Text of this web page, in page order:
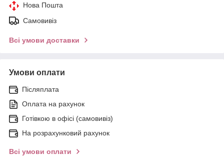
Нова Пошта
Самовивіз
Всі умови доставки
Умови оплати
Післяплата
Оплата на рахунок
Готівкою в офісі (самовивіз)
На розрахунковий рахунок
Всі умови оплати